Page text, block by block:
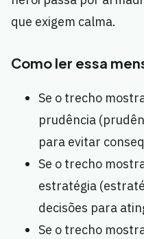
que exigem calma.
Como ler essa
Se o trecho
prudência
para evitar
Se o trecho
estratégia
decisões para
Se o trecho